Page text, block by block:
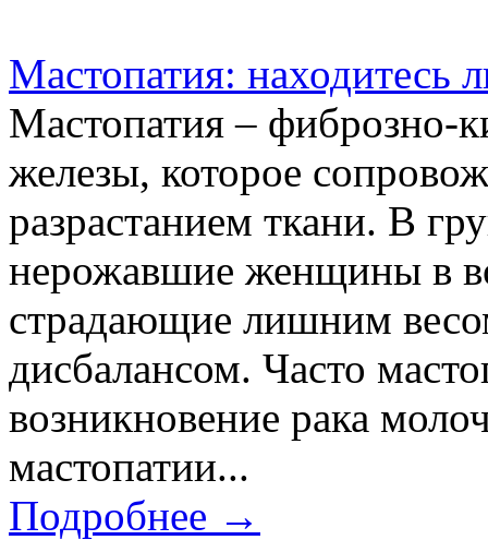
Мастопатия: находитесь
Мастопатия – фиброзно-
железы, которое
разрастанием ткани. В
нерожавшие женщины в
страдающие лишним
дисбалансом. Часто
возникновение рака
мастопатии...
Подробнее →